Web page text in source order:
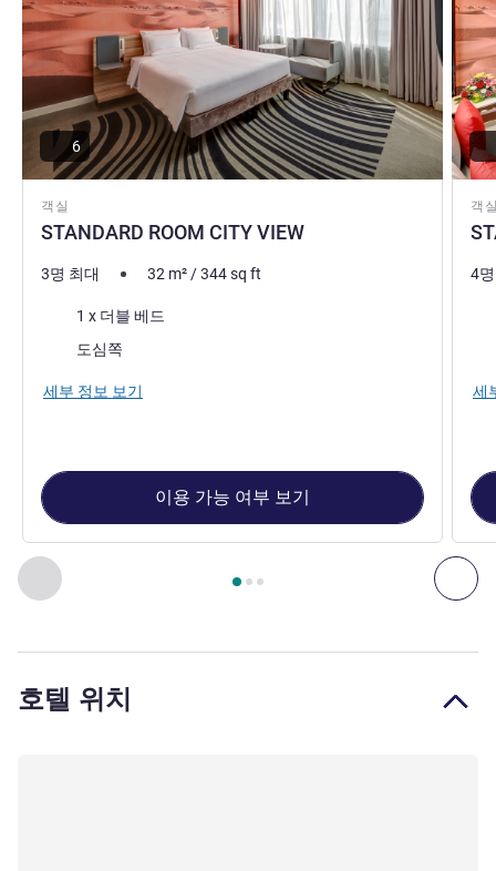
이전 - 객실 다
3 페이지 , 객실 1 : STANDARD ROOM CITY VIEW , 객실 2 :
객실
STANDARD ROOM CITY VIEW
6
3명 최대 32 m²/344sq ft
1 x 더블 베드
도심쪽
세부 정보 보기
이용 가능 여부 보기
객
4
세
호텔 위치